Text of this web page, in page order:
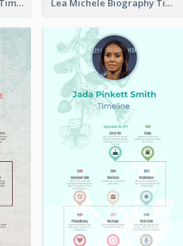
Drew Brees Biography Timeline Lea Michele Biography Timeline